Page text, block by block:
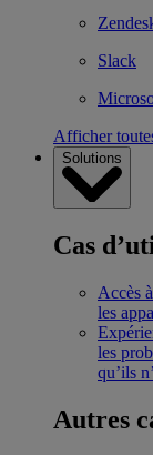
Slack
Afficher
Solutions
Cas
Accès
les
les
qu’ils
Autres